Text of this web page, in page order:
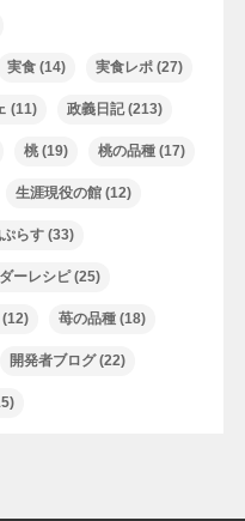
実食(14) 実食レポ(27)
(11) 政義日記(213)
桃(19) 桃の品種(17)
生涯現役の館(12)
らす(33)
ーレシピ(25)
苺の品種(18)
開発者ブログ(22)